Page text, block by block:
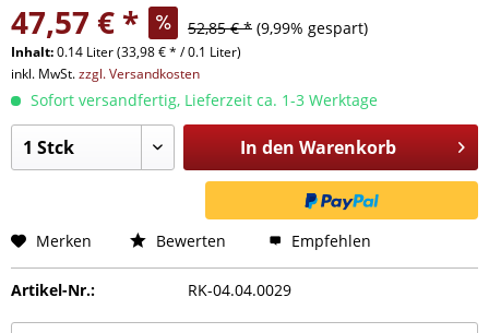
47,57 € * 52,85 € * (9,99% gespart)
Inhalt:0.14 Liter (33,98 € * / 0.1 Liter)
inkl. MwSt.zzgl. Versandkosten
Sofort versandfertig, Lieferzeit ca. 1-3 Werktage
In den Warenkorb
Merken Bewerten Empfehlen
Artikel-Nr.: RK-04.04.0029